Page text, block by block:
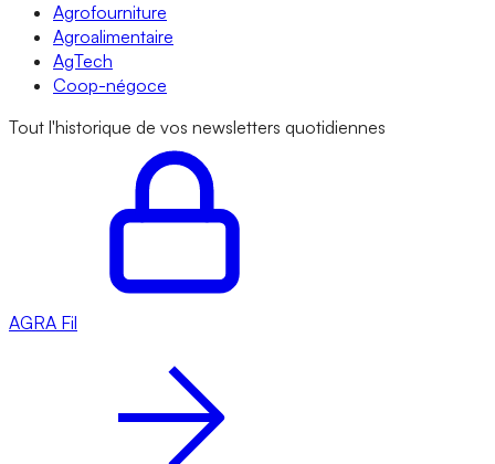
Agrofourniture
Agroalimentaire
AgTech
Coop-négoce
Tout l'historique de vos newsletters quotidiennes
AGRA Fil